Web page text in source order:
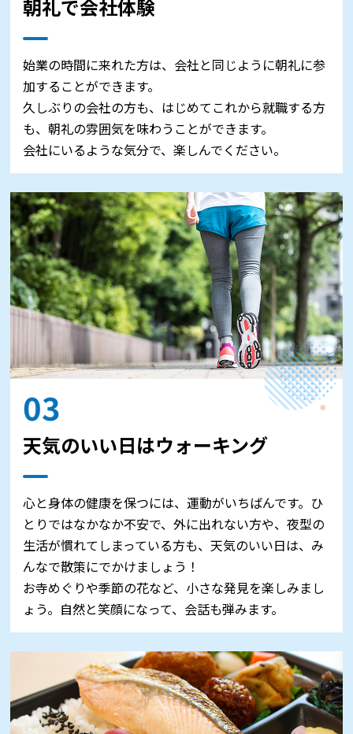
朝礼で会社体験
始業の時間に来れた方は、会社と同じように朝礼に参
加することができます。
久しぶりの会社の方も、はじめてこれから就職する方
も、朝礼の雰囲気を味わうことができます。
会社にいるような気分で、楽しんでください。
03
天気のいい日はウォーキング
心と身体の健康を保つには、運動がいちばんです。ひ
とりではなかなか不安で、外に出れない方や、夜型の
生活が慣れてしまっている方も、天気のいい日は、み
んなで散策にでかけましょう！
お寺めぐりや季節の花など、小さな発見を楽しみまし
ょう。自然と笑顔になって、会話も弾みます。